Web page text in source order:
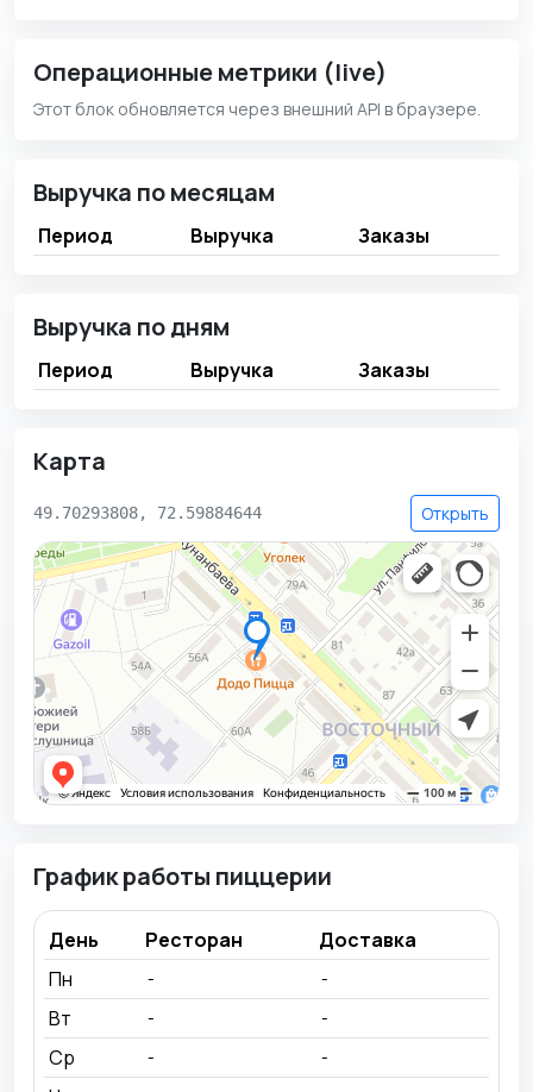
Операционные метрики (live)
Этот блок обновляется через внешний API в браузере.
Выручка по месяцам
Период Выручка Заказы
Выручка по дням
Период Выручка Заказы
Карта
49.70293808, 72.59884644 Открыть
График работы пиццерии
День Ресторан
Доставка
Пн
- -
Вт - -
Ср - -